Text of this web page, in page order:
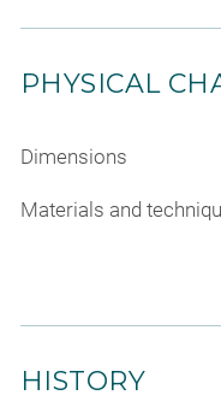
PHYSICAL
Dimensions
Materials and
HISTORY